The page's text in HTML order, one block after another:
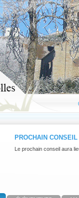
PROCHAIN
Le prochain conseil aura